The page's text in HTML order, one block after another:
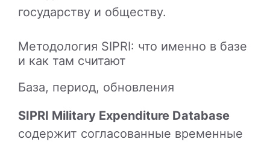
государству и обществу.
Методология SIPRI: что именно в базе
и как там считают
База, период, обновления
SIPRI Military Expenditure Database
содержит согласованные временные